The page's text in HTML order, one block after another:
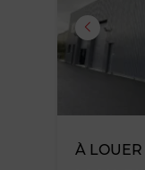
À LOUER